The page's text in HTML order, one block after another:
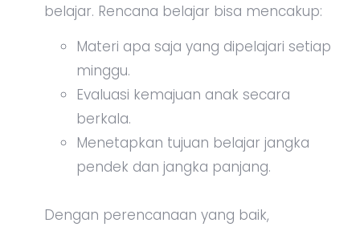
belajar. Rencana belajar bisa mencakup:
Materi apa saja yang dipelajari setiap
minggu.
Evaluasi kemajuan anak secara
berkala.
Menetapkan tujuan belajar jangka
pendek dan jangka panjang.
Dengan perencanaan yang baik,